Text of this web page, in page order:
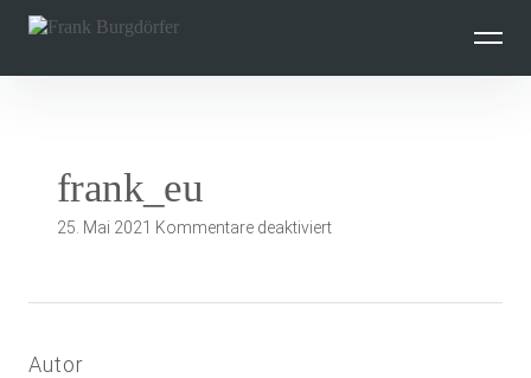
überspringen
frank_eu
25. Mai 2021 Kommentare deaktiviertfür
Autor